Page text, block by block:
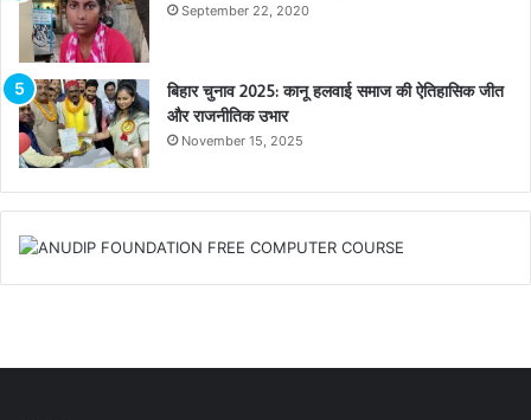
September 22, 2020
बिहार चुनाव 2025: कानू हलवाई समाज की ऐतिहासिक जीत
और राजनीतिक उभार
November 15, 2025